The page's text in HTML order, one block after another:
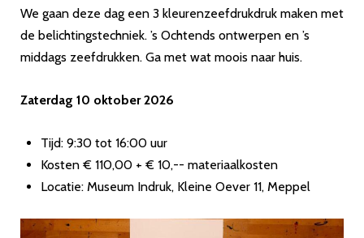
We gaan deze dag een 3 kleurenzeefdrukdruk maken met
de belichtingstechniek. ’s Ochtends ontwerpen en ’s
middags zeefdrukken. Ga met wat moois naar huis.
Zaterdag 10 oktober 2026
Tijd: 9:30 tot 16:00 uur
Kosten € 110,00 + € 10,-- materiaalkosten
Locatie: Museum Indruk, Kleine Oever 11, Meppel